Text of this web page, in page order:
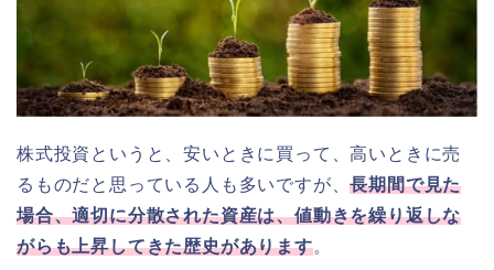
株式投資というと、安いときに買って、高いときに売
るものだと思っている人も多いですが、長期間で見た
場合、適切に分散された資産は、値動きを繰り返しな
がらも上昇してきた歴史があります。